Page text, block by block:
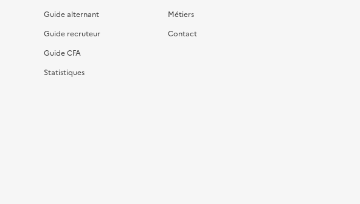
Guide alternant
Guide recruteur
Guide CFA
Statistiques
Métiers
Contact